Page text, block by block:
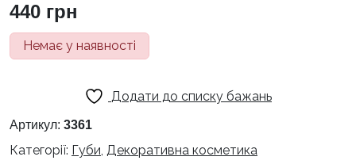
440 грн
Немає у наявності
Додати до списку бажань
Артикул: 3361
Категорії: Губи, Декоративна косметика